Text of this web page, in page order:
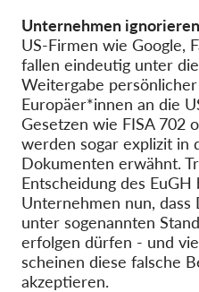
Unternehmen
US-Firmen wie Google,
fallen eindeutig unter
Weitergabe
Europäer*innen an die
Gesetzen wie FISA 702
werden sogar explizit in
Dokumenten erwähnt.
Entscheidung des
Unternehmen nun,
unter sogenannten
erfolgen dürfen - und
scheinen diese falsche
akzeptieren.